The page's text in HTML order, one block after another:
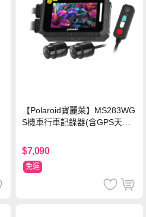
【Polaroid寶麗萊】MS283WG
S機車行車記錄器(含GPS天線)-
新小蜂鷹)
$7,090
免運